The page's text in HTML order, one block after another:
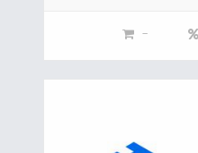
-